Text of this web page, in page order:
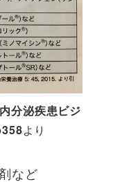
分泌疾患ビジ
より
など